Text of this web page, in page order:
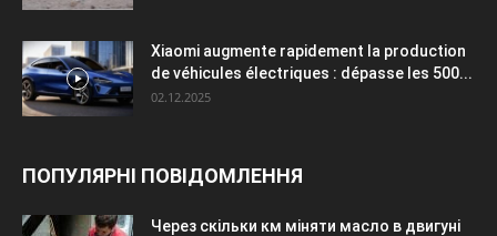
Xiaomi augmente rapidement la production
de véhicules électriques : dépasse les 500...
02.12.2025
ПОПУЛЯРНІ ПОВІДОМЛЕННЯ
Через скільки км міняти масло в двигуні